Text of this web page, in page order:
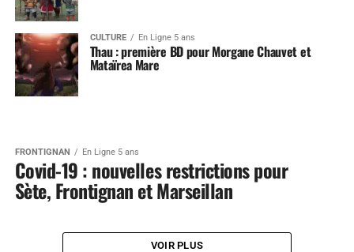
CULTURE En Ligne 5 ans
Thau : première BD pour Morgane Chauvet et
Mataïrea Mare
FRONTIGNAN En Ligne 5 ans
Covid-19 : nouvelles restrictions pour
Sète, Frontignan et Marseillan
VOIR PLUS